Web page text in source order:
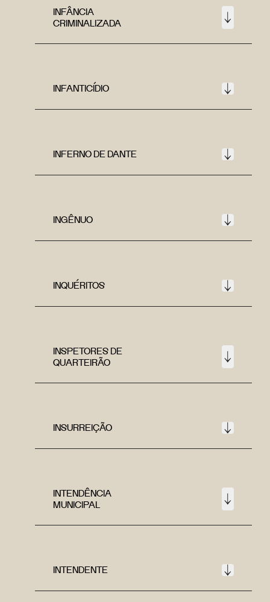
INFÂNCIA
CRIMINALIZADA
INFANTICÍDIO
INFERNO DE DANTE
INGÊNUO
INQUÉRITOS
INSPETORES DE
QUARTEIRÃO
INSURREIÇÃO
INTENDÊNCIA
MUNICIPAL
INTENDENTE